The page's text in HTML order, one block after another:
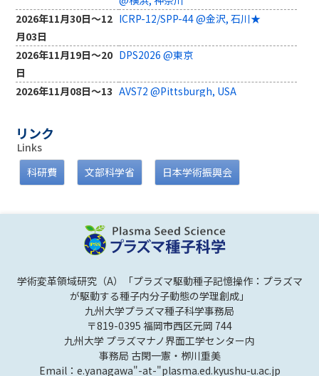
2026年2月20日
報告
第4回プラズマ種子科学研究会 2月
2025年11月29日
報告
第6回総括班会議 11月29日 @奈良
2025年11月29日
日＠奈良★
2025年10月2日
～4日☆
2025年9月3日
報告
第5回総括班会議 9月3日 @仙台, 宮
仙台, 宮城☆
A03班会議 8月22日～23日 @日本
橋ライフサイエンスビルディング
2025年7月11日
報告
A01班会議 7月11日
報告
A02班会議 7月5日
報告
第4回領域全体会議 5月30日～31日
@仙台, 宮城★
2025年3月31日
報告 第4回総括班会議 3月31日 @西新,
2026年11月30日～12
月03日
ICRP-12/SPP-44 @金沢, 石川★
2026年11月19日～20
日
DPS2026 @東京
2026年11月08日～13 AVS72 @Pittsburgh, USA
2026年11月01日～06
日
2026年10月24日
熱帯農業学会 @名古屋, 愛知
2026年10月11日～16 AAPPS-DPP2026 ＠釜山, 韓国★
2026年09月16日～17 日本作物学会 @北海道
2026年09月15日～17
日本生物工学会 ＠北海道
2026年09月14日～17 日本物理学会 ＠東京
2026年09月08日～11 応用物理学会 ＠北海道
2026年09月04日～06 日本植物バイオテクノロジー学会 ＠鳥
リンク
Links
科研費
文部科学省 日本学術振興会
学術変革領域研究（A）「プラズマ駆動種子記憶操作：プラズマ
が駆動する種子内分子動態の学理創成」
九州大学プラズマ種子科学事務局
〒819-0395 福岡市西区元岡 744
九州大学 プラズマナノ界面工学センター内
事務局 古閑一憲・栁川重美
Email：e.yanagawa"-at-"plasma.ed.kyushu-u.ac.jp